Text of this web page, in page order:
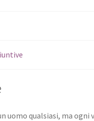
uomo qualsiasi, ma ogni